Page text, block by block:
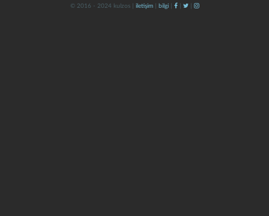
© 2016 - 2024 kulzos | iletişim| bilgi| | |